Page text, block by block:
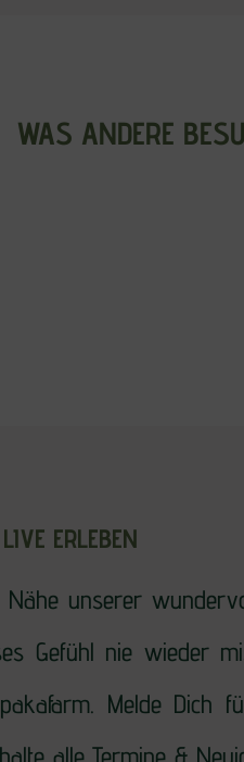
WAS ANDERE
ERLEBEN
Nähe unserer
Gefühl nie wieder
Melde Dich